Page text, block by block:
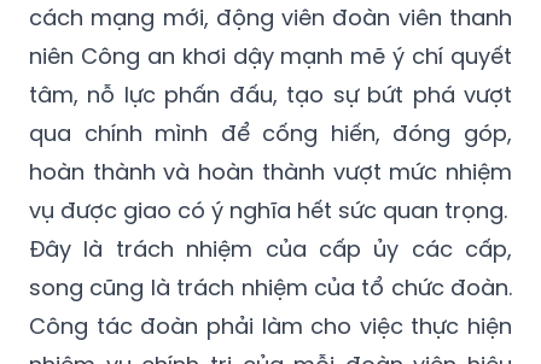
cách mạng mới, động viên đoàn viên thanh
niên Công an khơi dậy mạnh mẽ ý chí quyết
tâm, nỗ lực phấn đấu, tạo sự bứt phá vượt
qua chính mình để cống hiến, đóng góp,
hoàn thành và hoàn thành vượt mức nhiệm
vụ được giao có ý nghĩa hết sức quan trọng.
Đây là trách nhiệm của cấp ủy các cấp,
song cũng là trách nhiệm của tổ chức đoàn.
Công tác đoàn phải làm cho việc thực hiện